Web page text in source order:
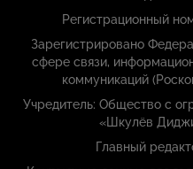
Регистрационный
Зарегистрировано
сфере связи,
коммуникаций
Учредитель: Общество с
«Шкулёв
Главный